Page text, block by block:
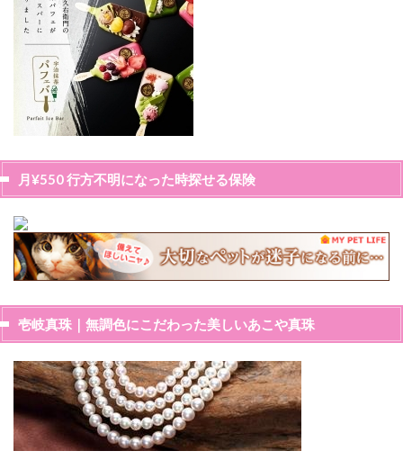
月¥550 行方不明になった時探せる保険
壱岐真珠｜無調色にこだわった美しいあこや真珠